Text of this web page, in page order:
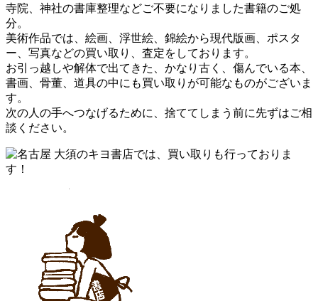
寺院、神社の書庫整理などご不要になりました書籍のご処
分。
美術作品では、絵画、浮世絵、錦絵から現代版画、ポスタ
ー、写真などの買い取り、査定をしております。
お引っ越しや解体で出てきた、かなり古く、傷んでいる本、
書画、骨董、道具の中にも買い取りが可能なものがございま
す。
次の人の手へつなげるために、捨ててしまう前に先ずはご相
談ください。